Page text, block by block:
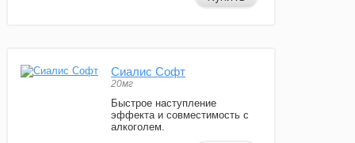
Сиалис Софт
20мг
Быстрое наступление
эффекта и совместимость с
алкоголем.